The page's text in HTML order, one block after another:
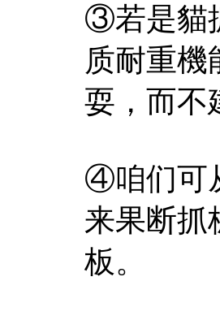
③若是貓
质耐重
耍，而不
④咱们可
来果断抓
板。